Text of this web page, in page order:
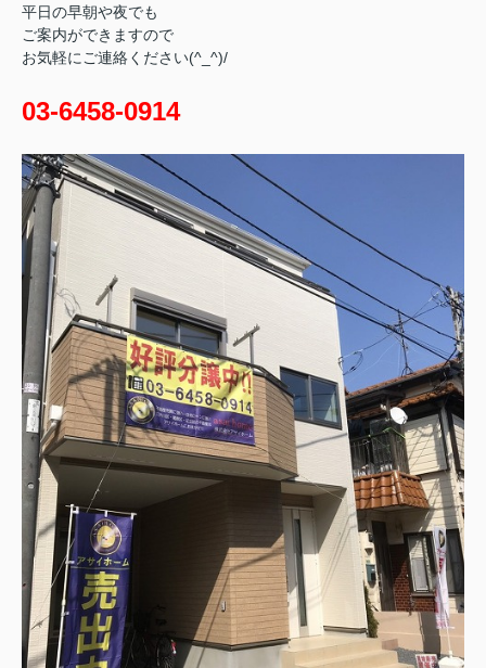
平日の早朝や夜でも
ご案内ができますので
お気軽にご連絡ください(^_^)/
03-6458-0914